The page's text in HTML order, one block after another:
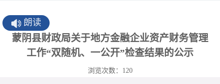
朗读
蒙阴县财政局关于地方金融企业资产财务管理
工作“双随机、一公开”检查结果的公示
浏览次数： 120